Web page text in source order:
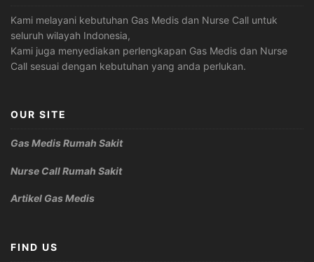
Kami melayani kebutuhan Gas Medis dan Nurse Call untuk
seluruh wilayah Indonesia,
Kami juga menyediakan perlengkapan Gas Medis dan Nurse
Call sesuai dengan kebutuhan yang anda perlukan.
OUR SITE
Gas Medis Rumah Sakit
Nurse Call Rumah Sakit
Artikel Gas Medis
FIND US